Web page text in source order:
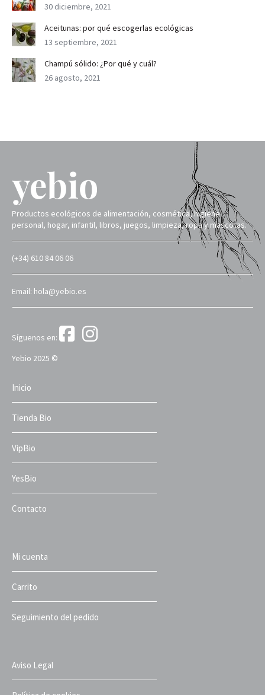
30 diciembre, 2021
Aceitunas: por qué escogerlas ecológicas
13 septiembre, 2021
Champú sólido: ¿Por qué y cuál?
26 agosto, 2021
Productos ecológicos de alimentación, cosmética, higiene
personal, hogar, infantil, libros, juegos, limpieza, ropa y mascotas.
(+34) 610 84 06 06
Email: hola@yebio.es
Síguenos en:
Yebio 2025 ©
Inicio
Tienda Bio
VipBio
YesBio
Contacto
Mi cuenta
Carrito
Seguimiento del pedido
Aviso Legal